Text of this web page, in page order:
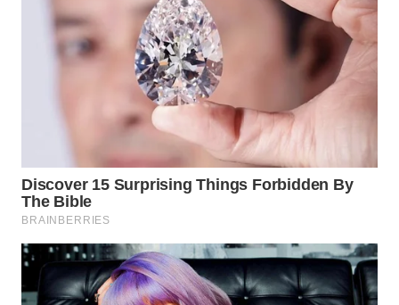
WN
LANGKAT
SELATAN
TANJUNG
LESUNG
WN
KARO